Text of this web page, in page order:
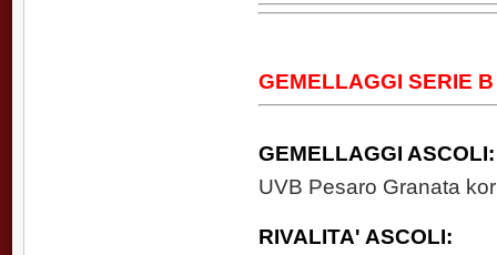
GEMELLAGGI SERIE B
GEMELLAGGI ASCOLI:
UVB Pesaro Granata
RIVALITA' ASCOLI: